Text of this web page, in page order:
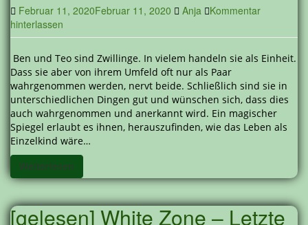
Februar 11, 2020Februar 11, 2020 Anja
Kommentar
hinterlassen
Ben und Teo sind Zwillinge. In vielem handeln sie als Einheit.
Dass sie aber von ihrem Umfeld oft nur als Paar
wahrgenommen werden, nervt beide. Schließlich sind sie in
unterschiedlichen Dingen gut und wünschen sich, dass dies
auch wahrgenommen und anerkannt wird. Ein magischer
Spiegel erlaubt es ihnen, herauszufinden, wie das Leben als
Einzelkind wäre…
Weiterlesen
[gelesen] White Zone – Letzte